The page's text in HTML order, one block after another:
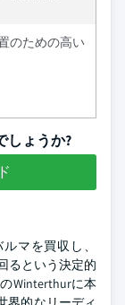
のための高い
しょうか?
マを買収し、
るという決定的
Winterthurに本